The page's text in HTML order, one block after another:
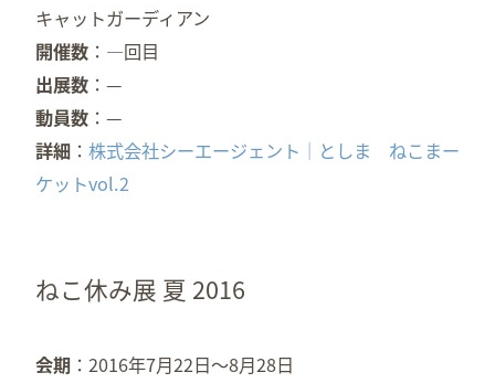
キャットガーディアン
開催数
—回目
出展数
—
動員数
—
詳細
株式会社シーエージェント│としま ねこまー
ケットvol.2
ねこ休み展 夏 2016
会期
2016年7月22日～8月28日